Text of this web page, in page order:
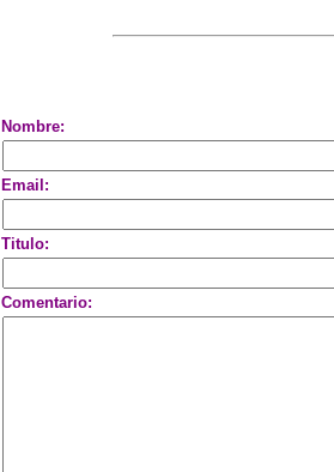
Nombre:
Email:
Titulo:
Comentario: